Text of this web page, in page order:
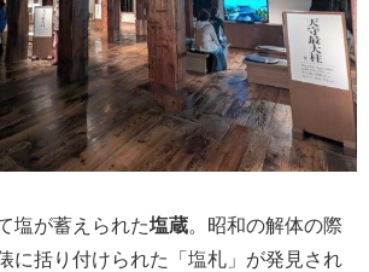
塩が蓄えられた塩蔵。昭和の解体の際
に括り付けられた「塩札」が発見され